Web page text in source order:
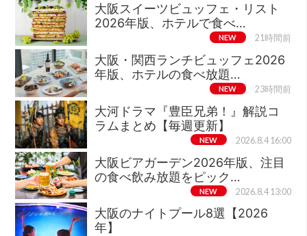
大阪スイーツビュッフェ・リスト
2026年版、ホテルで食べ…
NEW 21時間前
大阪・関西ランチビュッフェ2026
年版、ホテルの食べ放題…
NEW 23時間前
大河ドラマ『豊臣兄弟！』解説コ
ラムまとめ【毎週更新】
NEW 2026.8.4 16:00
大阪ビアガーデン2026年版、注目
の食べ飲み放題をピック…
NEW 2026.8.4 13:00
大阪のナイトプール8選【2026
年】